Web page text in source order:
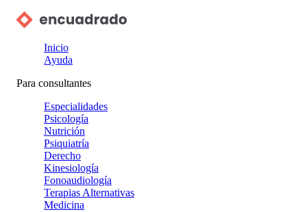
Inicio
Ayuda
Para consultantes
Especialidades
Psicología
Nutrición
Psiquiatría
Derecho
Kinesiología
Fonoaudiología
Terapias Alternativas
Medicina